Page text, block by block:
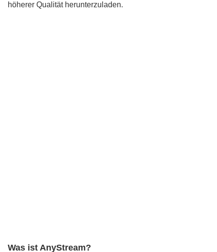
höherer Qualität herunterzuladen.
Was ist AnyStream?